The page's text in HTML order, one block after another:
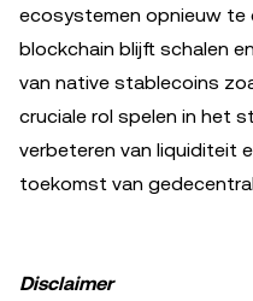
ecosystemen opnieuw te
blockchain blijft schalen
van native stablecoins
cruciale rol spelen in het
verbeteren van liquiditeit
toekomst van
Disclaimer